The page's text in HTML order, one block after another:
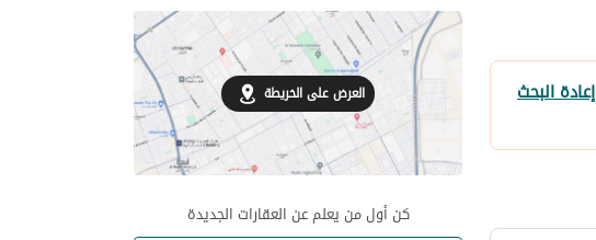
إعادة البحث العرض على الخريطة
كن أول من يعلم عن العقارات الجديدة